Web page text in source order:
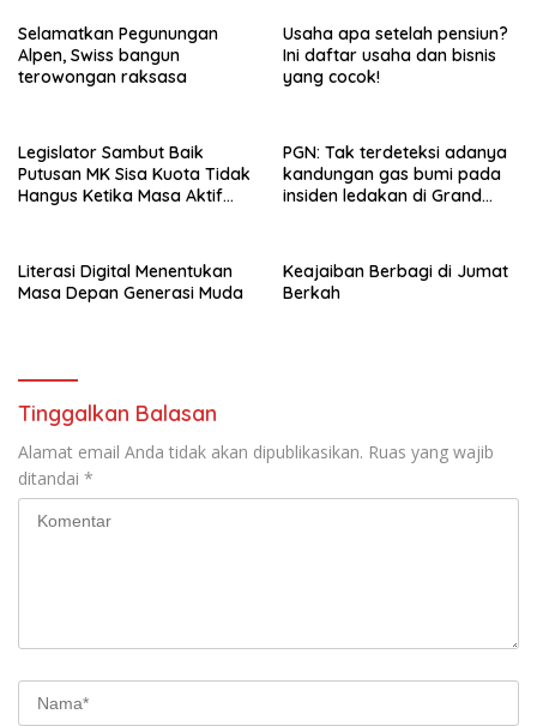
Selamatkan Pegunungan
Alpen, Swiss bangun
terowongan raksasa
Usaha apa setelah pensiun?
Ini daftar usaha dan bisnis
yang cocok!
Legislator Sambut Baik
Putusan MK Sisa Kuota Tidak
Hangus Ketika Masa Aktif
PGN: Tak terdeteksi adanya
kandungan gas bumi pada
insiden ledakan di Grand
Literasi Digital Menentukan
Masa Depan Generasi Muda
Keajaiban Berbagi di Jumat
Berkah
Tinggalkan Balasan
Alamat email Anda tidak akan dipublikasikan. Ruas yang wajib
ditandai *